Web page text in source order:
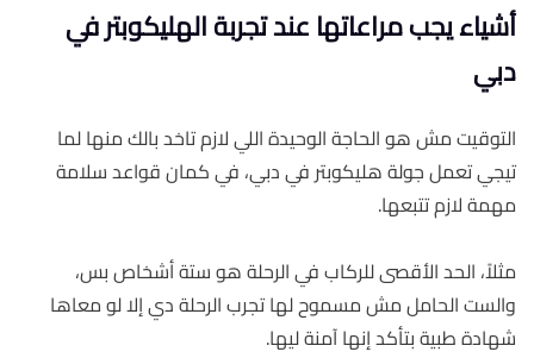
أشياء يجب مراعاتها عند تجربة الهليكوبتر في
دبي
التوقيت مش هو الحاجة الوحيدة اللي لازم تاخد بالك منها لما
تيجي تعمل جولة هليكوبتر في دبي، في كمان قواعد سلامة
مهمة لازم تتبعها.
مثلاً، الحد الأقصى للركاب في الرحلة هو ستة أشخاص بس،
والست الحامل مش مسموح لها تجرب الرحلة دي إلا لو معاها
شهادة طبية بتأكد إنها آمنة ليها.